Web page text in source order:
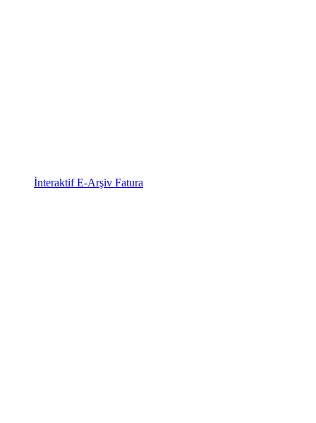
İnteraktif E-Arşiv Fatura